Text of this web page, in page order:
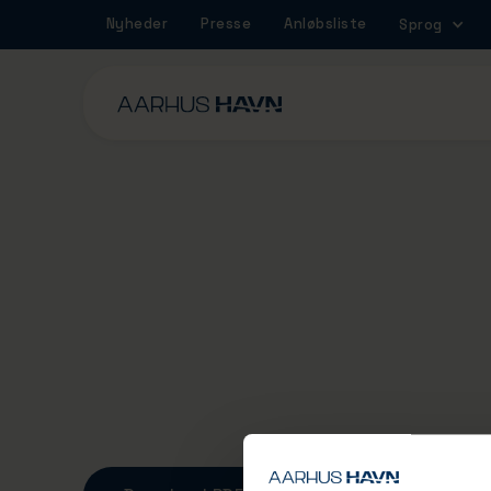
Nyheder Presse Anløbsliste Sprog
overholdelse af orden i danske erhvervshavne